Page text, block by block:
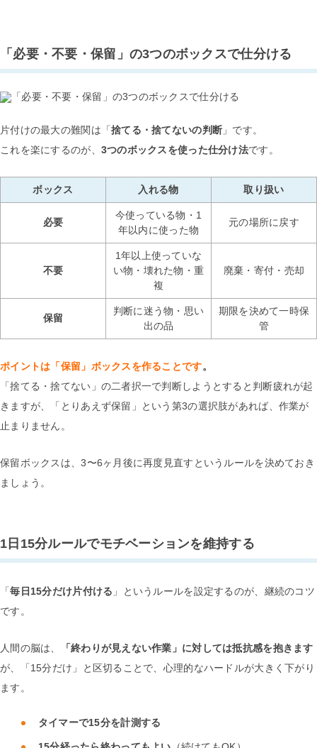
「必要・不要・保留」の3つのボックスで仕分ける
片付けの最大の難関は「捨てる・捨てないの判断 」です。
これを楽にするのが、 3つのボックスを使った仕分け法です。
ボックス 入れる物 取り扱い
必要
今使っている物・1
年以内に使った物
元の場所に戻す
不要
1年以上使っていな
い物・壊れた物・重
複
廃棄・寄付・売却
保留
判断に迷う物・思い
出の品
期限を決めて一時保
管
ポイントは「保留」ボックスを作ることです。
「捨てる・捨てない」の二者択一で判断しようとすると判断疲れが起
きますが、「とりあえず保留」という第3の選択肢があれば、作業が
止まりません。
保留ボックスは、3〜6ヶ月後に再度見直すというルールを決めておき
ましょう。
1日15分ルールでモチベーションを維持する
「毎日15分だけ片付ける 」というルールを設定するのが、継続のコツ
です。
人間の脳は、
「終わりが見えない作業」に対しては抵抗感を抱きます
が、「15分だけ」と区切ることで、心理的なハードルが大きく下がり
ます。
タイマーで15分を計測する